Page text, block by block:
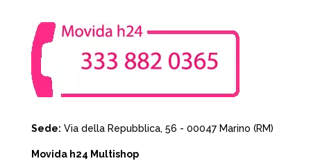
Sede: Via della Repubblica, 56 - 00047 Marino (RM)
Movida h24 Multishop